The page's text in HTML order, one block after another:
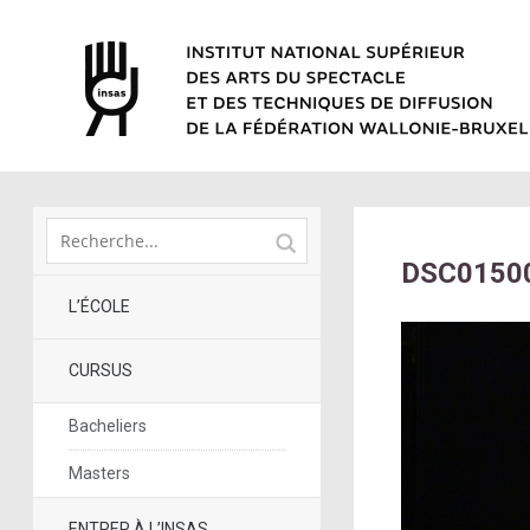
L’ÉCOLE
CURSUS
Bacheliers
Masters